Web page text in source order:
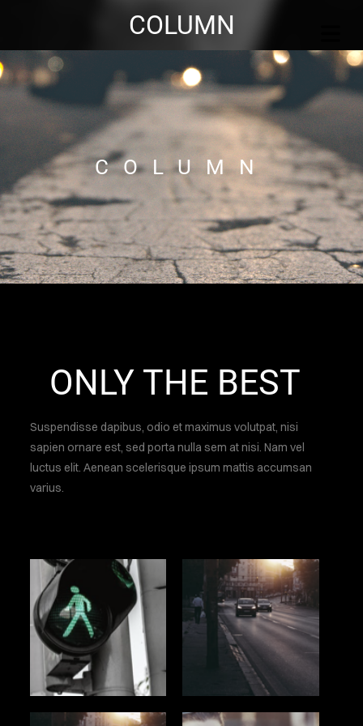
COLUMN
COLUMN
ONLY THE BEST
Suspendisse dapibus, odio et maximus volutpat, nisi
sapien ornare est, sed porta nulla sem at nisi. Nam vel
luctus elit. Aenean scelerisque ipsum mattis accumsan
varius.